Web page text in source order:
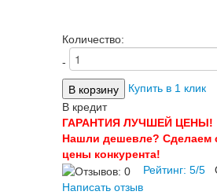
Количество:
-
Купить в 1 клик
В кредит
ГАРАНТИЯ ЛУЧШЕЙ ЦЕНЫ!
Нашли дешевле? Сделаем
цены конкурента!
Рейтинг: 5/5
Написать отзыв